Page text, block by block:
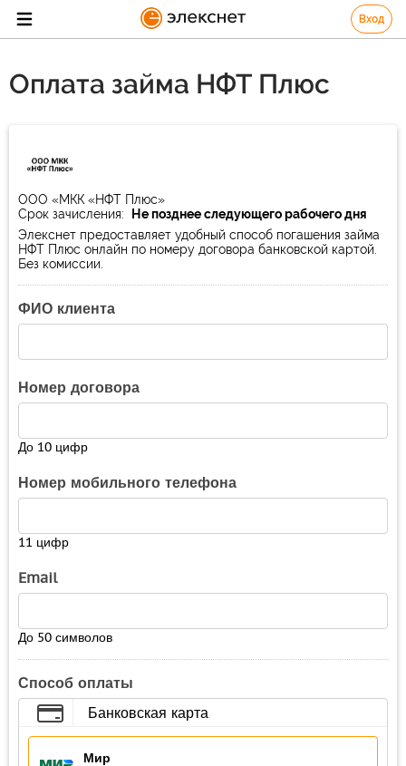
Вход
Оплата займа НФТ Плюс
ООО «МКК «НФТ Плюс»
Срок зачисления:
Не позднее следующего рабочего дня
Элекснет предоставляет удобный способ погашения займа
НФТ Плюс онлайн по номеру договора банковской картой.
Без комиссии.
ФИО клиента
Номер договора
До 10 цифр
Номер мобильного телефона
11 цифр
Email
До 50 символов
Способ оплаты
Банковская карта
Мир